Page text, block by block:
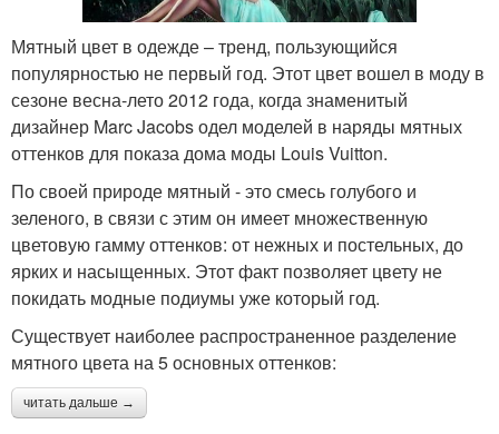
Мятный цвет в одежде – тренд, пользующийся
популярностью не первый год. Этот цвет вошел в моду в
сезоне весна-лето 2012 года, когда знаменитый
дизайнер Marc Jacobs одел моделей в наряды мятных
оттенков для показа дома моды Louis Vuitton.
По своей природе мятный - это смесь голубого и
зеленого, в связи с этим он имеет множественную
цветовую гамму оттенков: от нежных и постельных, до
ярких и насыщенных. Этот факт позволяет цвету не
покидать модные подиумы уже который год.
Существует наиболее распространенное разделение
мятного цвета на 5 основных оттенков:
читать дальше →